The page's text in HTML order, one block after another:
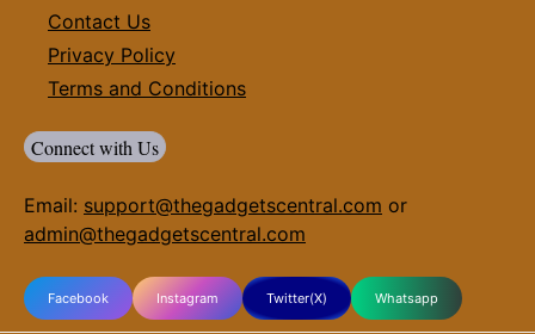
Contact Us
Privacy Policy
Terms and Conditions
Connect with Us
Email: support@thegadgetscentral.com or
admin@thegadgetscentral.com
Facebook Instagram Twitter(X) Whatsapp